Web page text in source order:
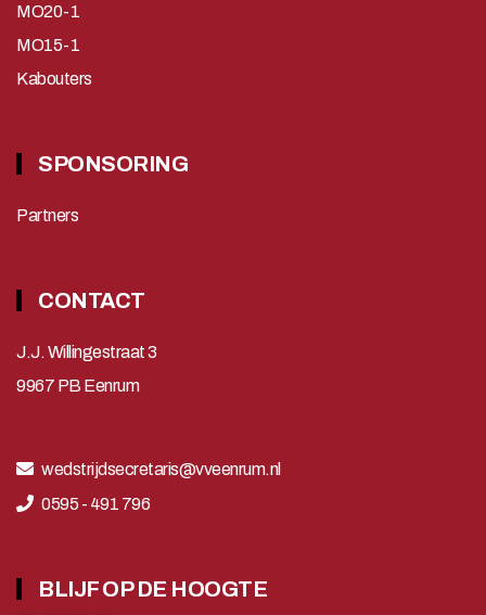
MO20-1
MO15-1
Kabouters
SPONSORING
Partners
CONTACT
J.J. Willingestraat 3
9967 PB Eenrum
wedstrijdsecretaris@vveenrum.nl
0595 - 491 796
BLIJF OP DE HOOGTE